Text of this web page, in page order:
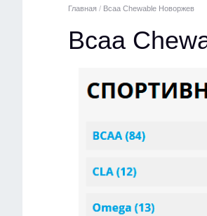
Главная / Bcaa Chewable Новоржев
Bcaa